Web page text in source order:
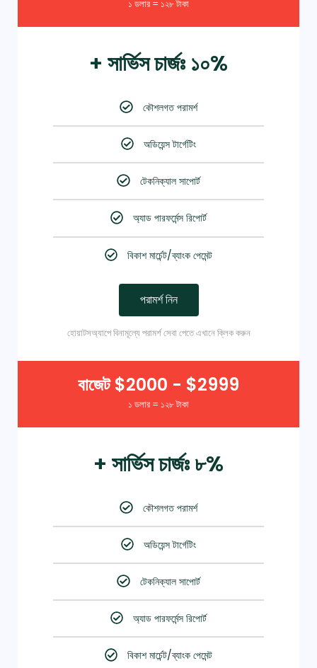
১ ডলার = ১২৮ টাকা
+ সার্ভিস চার্জঃ ১০%
কৌশলগত পরামর্শ
অডিয়েন্স টার্গেটিং
টেকনিক্যাল সাপোর্ট
অ্যাড পারফর্মেন্স রিপোর্ট
বিকাশ মার্চেন্ট/ব্যাংক পেমেন্ট
পরামর্শ নিন
হোয়াটসঅ্যাপে বিনামূল্যে পরামর্শ সেবা পেতে এখানে ক্লিক করুন
বাজেট $2000 - $2999
১ ডলার = ১২৮ টাকা
+ সার্ভিস চার্জঃ ৮%
কৌশলগত পরামর্শ
অডিয়েন্স টার্গেটিং
টেকনিক্যাল সাপোর্ট
অ্যাড পারফর্মেন্স রিপোর্ট
বিকাশ মার্চেন্ট/ব্যাংক পেমেন্ট